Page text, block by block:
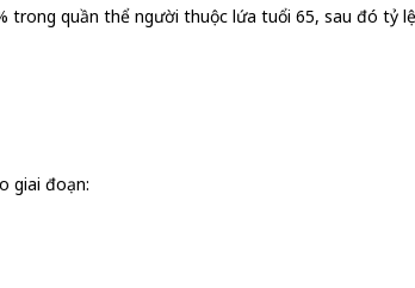
quần thể người thuộc lứa tuổi 65, sau đó tỷ
giai đoạn: